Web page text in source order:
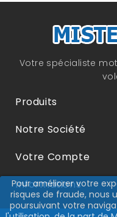
Pour améliorer votre
risques de fraude, nous
poursuivant votre
Votre spécialiste
Produits
Notre Société
Votre Compte
Informations